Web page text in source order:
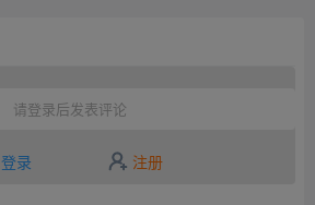
请登录后发表评论
登录 注册